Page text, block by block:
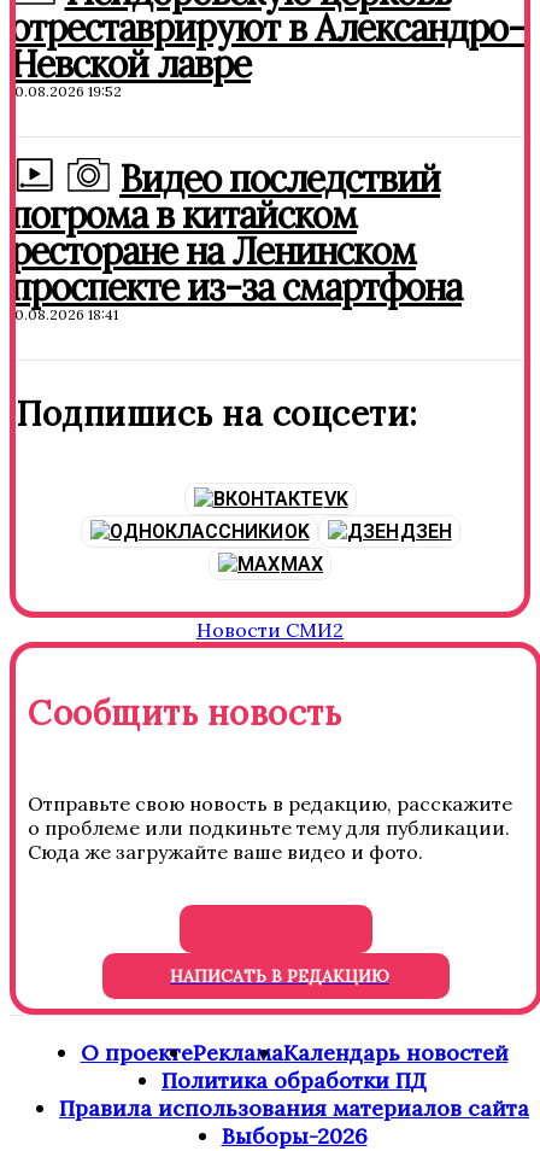
отреставрируют в Александро-
Невской лавре
10.08.2026 19:52
Видео последствий
погрома в китайском
ресторане на Ленинском
проспекте из-за смартфона
10.08.2026 18:41
Подпишись на соцсети:
VK
OK
ДЗЕН
MAX
Новости СМИ2
Сообщить новость
Отправьте свою новость в редакцию, расскажите
о проблеме или подкиньте тему для публикации.
Сюда же загружайте ваше видео и фото.
НАПИСАТЬ В РЕДАКЦИЮ
О проектеРекламаКалендарь новостей
Политика обработки ПД
Правила использования материалов сайта
Выборы-2026